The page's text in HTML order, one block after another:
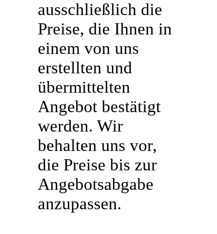
ausschließlich die
Preise, die Ihnen in
einem von uns
erstellten und
übermittelten
Angebot bestätigt
werden. Wir
behalten uns vor,
die Preise bis zur
Angebotsabgabe
anzupassen.